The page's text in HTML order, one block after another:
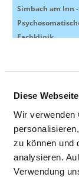
Diese
Wir verwenden
zu können und
analysieren.
Verwendung
Simbach am Inn -
Fachklinik
AMEOS Klinikum
Inntal
84359 Simbach am
Inn